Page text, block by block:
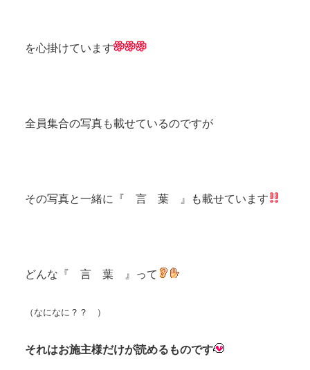
を心掛けています
全員集合の写真も載せているのですが
その写真と一緒に『 言 葉 』も載せています
どんな『 言 葉 』って
（なになに？？ ）
それはお施主様だけが読めるものです